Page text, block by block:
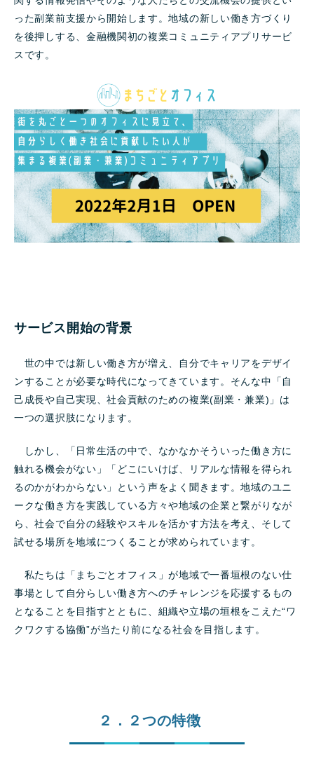
った副業前支援から開始します。地域の新しい働き方づくり
を後押しする、金融機関初の複業コミュニティアプリサービ
スです。
サービス開始の背景
世の中では新しい働き方が増え、自分でキャリアをデザイ
ンすることが必要な時代になってきています。そんな中「自
己成長や自己実現、社会貢献のための複業(副業・兼業)」は
一つの選択肢になります。
しかし、「日常生活の中で、なかなかそういった働き方に
触れる機会がない」「どこにいけば、リアルな情報を得られ
るのかがわからない」という声をよく聞きます。地域のユニ
ークな働き方を実践している方々や地域の企業と繋がりなが
ら、社会で自分の経験やスキルを活かす方法を考え、そして
試せる場所を地域につくることが求められています。
私たちは「まちごとオフィス」が地域で一番垣根のない仕
事場として自分らしい働き方へのチャレンジを応援するもの
となることを目指すとともに、組織や立場の垣根をこえた“ワ
クワクする協働”が当たり前になる社会を目指します。
２．２つの特徴